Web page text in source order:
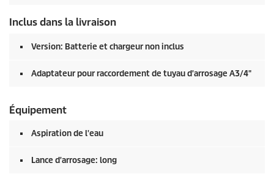
Inclus dans la livraison
Version: Batterie et chargeur non inclus
Adaptateur pour raccordement de tuyau d'arrosage A3/4"
Équipement
Aspiration de l'eau
Lance d'arrosage: long